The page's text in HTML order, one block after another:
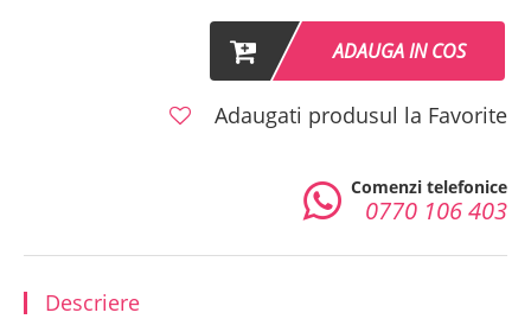
ADAUGA IN COS
Adaugati produsul la Favorite
Comenzi telefonice
0770 106 403
Descriere